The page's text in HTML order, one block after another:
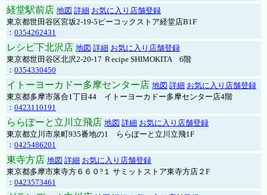
経堂駅前店 地図 詳細 お気に入り店舗登録
東京都世田谷区宮坂2-19-5ピーコックストア経堂店B1F
： 0354262431
レシピ下北沢店 地図 詳細 お気に入り店舗登録
東京都世田谷区北沢2-20-17 Ｒecipe SHIMOKITA 6階
： 0354330450
イトーヨーカドー多摩センター店 地図 詳細 お気に入り店舗登録
東京都多摩市落合1丁目44 イトーヨーカドー多摩センター店4階
： 0423110191
ららぽーと立川立飛店 地図 詳細 お気に入り店舗登録
東京都立川市泉町935番地の1 ららぽーと立川立飛1F
： 0425486201
東寺方店 地図 詳細 お気に入り店舗登録
東京都多摩市東寺方６６０?１ サミットストア東寺方店２F
： 0423573461